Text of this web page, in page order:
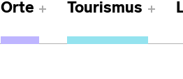
Orte Tourismus